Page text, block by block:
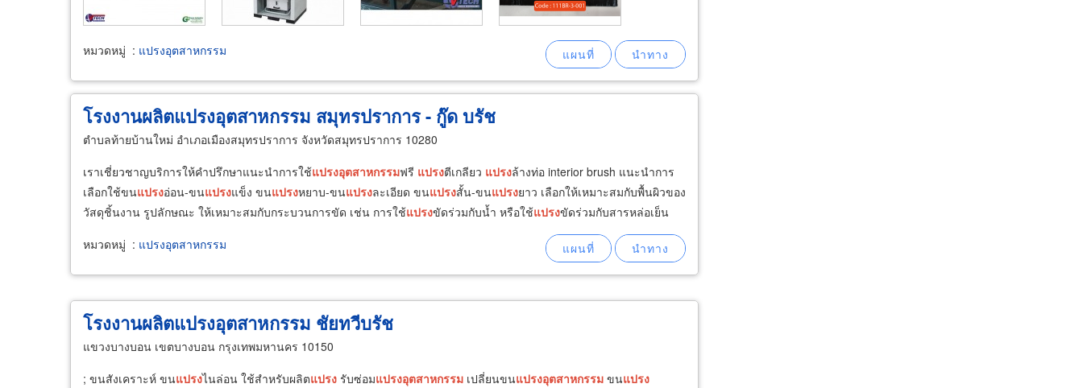
หมวดหมู่ : แปรงอุตสาหกรรม
โรงงานผลิตแปรงอุตสาหกรรม สมุทรปราการ - กู๊ด บรัช
ตำบลท้ายบ้านใหม่ อำเภอเมืองสมุทรปราการ จังหวัดสมุทรปราการ 10280
เราเชี่ยวชาญบริการให้คำปรึกษาแนะนำการใช้แปรงอุตสาหกรรมฟรี แปรงตีเกลียว แปรงล้างท่อ interior brush แนะนำการ
เลือกใช้ขนแปรงอ่อน-ขนแปรงแข็ง ขนแปรงหยาบ-ขนแปรงละเอียด ขนแปรงสั้น-ขนแปรงยาว เลือกให้เหมาะสมกับพื้นผิวของ
วัสดุชิ้นงาน รูปลักษณะ ให้เหมาะสมกับกระบวนการขัด เช่น การใช้แปรงขัดร่วมกับน้ำ หรือใช้แปรงขัดร่วมกับสารหล่อเย็น
หมวดหมู่ : แปรงอุตสาหกรรม
โรงงานผลิตแปรงอุตสาหกรรม ชัยทวีบรัช
แขวงบางบอน เขตบางบอน กรุงเทพมหานคร 10150
; ขนสังเคราะห์ ขนแปรงไนล่อน ใช้สำหรับผลิตแปรง รับซ่อมแปรงอุตสาหกรรม เปลี่ยนขนแปรงอุตสาหกรรม ขนแปรง